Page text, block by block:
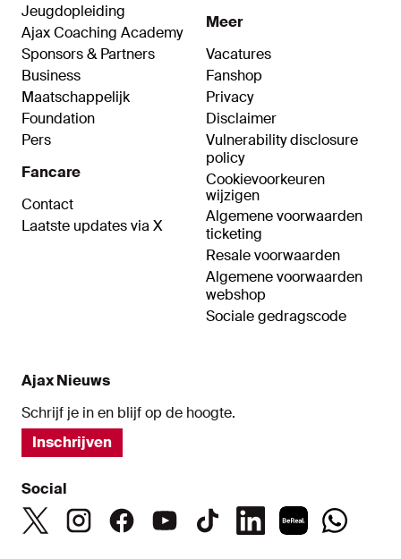
Jeugdopleiding
Ajax Coaching Academy
Sponsors & Partners
Business
Maatschappelijk
Foundation
Pers
Fancare
Contact
Laatste updates via X
Meer
Vacatures
Fanshop
Privacy
Disclaimer
Vulnerability disclosure
policy
Cookievoorkeuren
wijzigen
Algemene voorwaarden
ticketing
Resale voorwaarden
Algemene voorwaarden
webshop
Sociale gedragscode
Ajax Nieuws
Schrijf je in en blijf op de hoogte.
Inschrijven
Social